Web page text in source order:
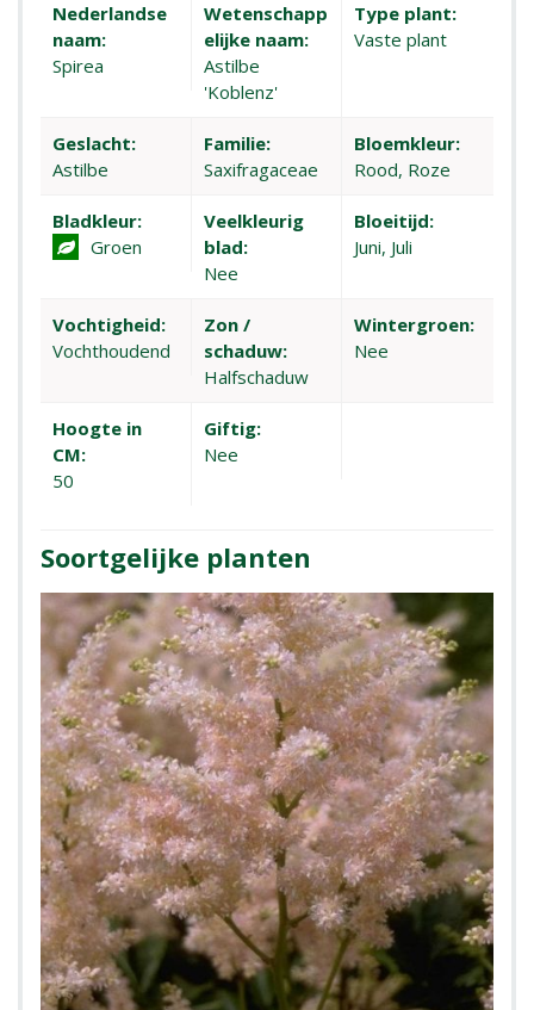
Nederlandse
naam:
Spirea
Wetenschapp
elijke naam:
Astilbe
'Koblenz'
Type plant:
Vaste plant
Geslacht:
Astilbe
Familie:
Saxifragaceae
Bloemkleur:
Rood, Roze
Bladkleur:
Groen
Veelkleurig
blad:
Nee
Bloeitijd:
Juni, Juli
Vochtigheid:
Vochthoudend
Zon /
schaduw:
Halfschaduw
Wintergroen:
Nee
Hoogte in
CM:
50
Giftig:
Nee
Soortgelijke planten